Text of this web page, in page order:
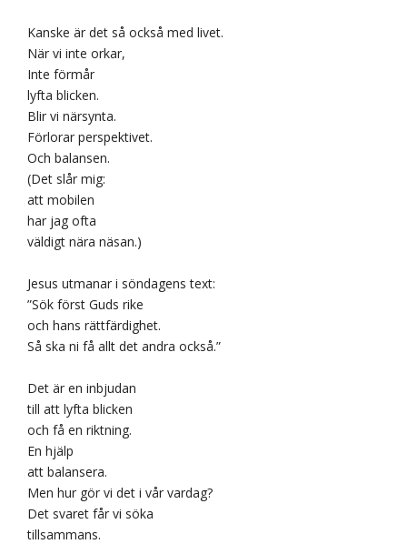
Kanske är det så också med livet.
När vi inte orkar,
Inte förmår
lyfta blicken.
Blir vi närsynta.
Förlorar perspektivet.
Och balansen.
(Det slår mig:
att mobilen
har jag ofta
väldigt nära näsan.)
Jesus utmanar i söndagens text:
”Sök först Guds rike
och hans rättfärdighet.
Så ska ni få allt det andra också.”
Det är en inbjudan
till att lyfta blicken
och få en riktning.
En hjälp
att balansera.
Men hur gör vi det i vår vardag?
Det svaret får vi söka
tillsammans.